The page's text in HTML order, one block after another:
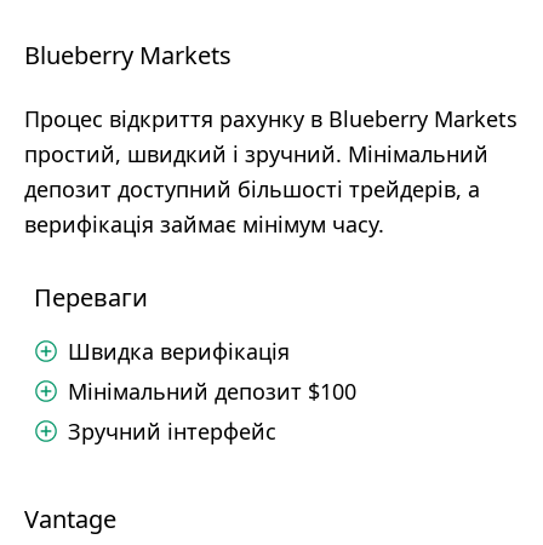
Blueberry Markets
Процес відкриття рахунку в Blueberry Markets
простий, швидкий і зручний. Мінімальний
депозит доступний більшості трейдерів, а
верифікація займає мінімум часу.
Переваги
Швидка верифікація
Мінімальний депозит $100
Зручний інтерфейс
Vantage